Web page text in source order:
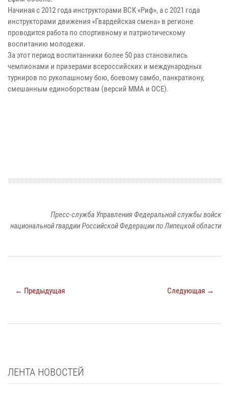
Начиная с 2012 года инструкторами ВСК «Риф», а с 2021 года
инструкторами движения «Гвардейская смена» в регионе
проводится работа по спортивному и патриотическому
воспитанию молодежи.
За этот период воспитанники более 50 раз становились
чемпионами и призерами всероссийских и международных
турниров по рукопашному бою, боевому самбо, панкратиону,
смешанным единоборствам (версий ММА и ОСЕ).
Пресс-служба Управления Федеральной службы войск
национальной гвардии Российской Федерации по Липецкой области
← Предыдущая Следующая →
ЛЕНТА НОВОСТЕЙ